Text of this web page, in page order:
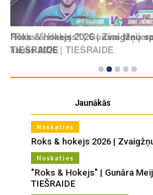
Jaunākās
Noskaties
Roks & hokejs 2026 |
Noskaties
"Roks & Hokejs" | Gunāra
TIEŠRAIDE